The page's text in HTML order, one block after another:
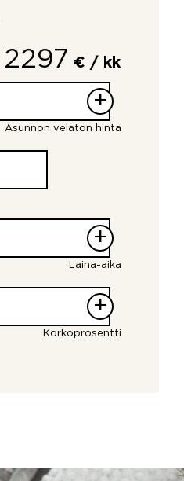
2297 € / kk
+
Asunnon velaton hinta
+
Laina-aika
+
Korkoprosentti